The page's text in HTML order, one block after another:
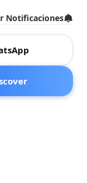
Notificaciones